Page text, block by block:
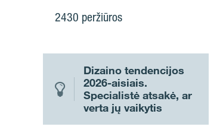
2430 peržiūros
Dizaino tendencijos
2026-aisiais.
Specialistė atsakė, ar
verta jų vaikytis